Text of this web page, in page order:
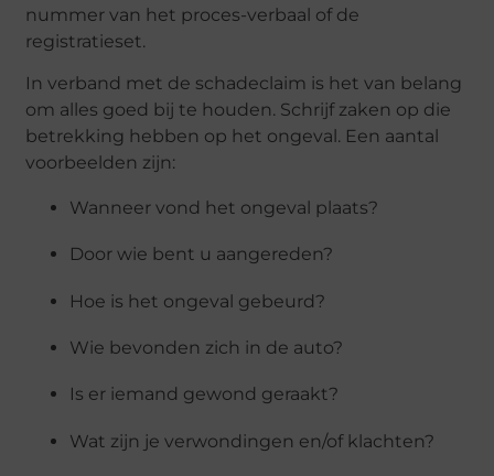
nummer van het proces-verbaal of de
registratieset.
In verband met de schadeclaim is het van belang
om alles goed bij te houden. Schrijf zaken op die
betrekking hebben op het ongeval. Een aantal
voorbeelden zijn:
Wanneer vond het ongeval plaats?
Door wie bent u aangereden?
Hoe is het ongeval gebeurd?
Wie bevonden zich in de auto?
Is er iemand gewond geraakt?
Wat zijn je verwondingen en/of klachten?